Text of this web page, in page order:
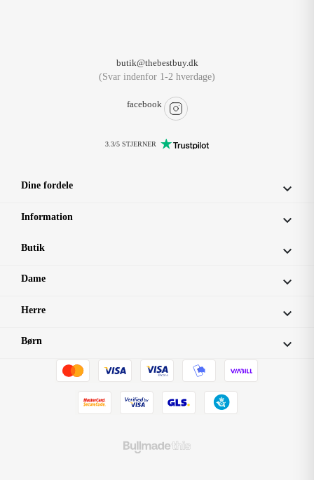
butik@thebestbuy.dk
(Svar indenfor 1-2 hverdage)
facebook
3.3/5 STJERNER
Dine fordele 
Information 
Butik 
Dame 
Herre 
Børn 